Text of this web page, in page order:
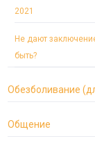
2021
Не дают
быть?
Обезболивание
Общение